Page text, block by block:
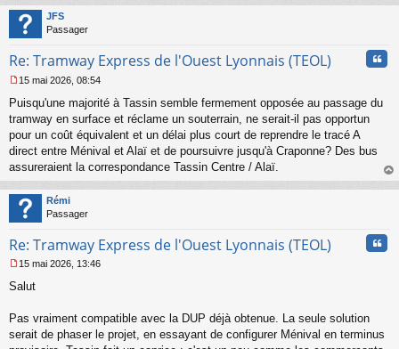
JFS
Passager
Re: Tramway Express de l'Ouest Lyonnais (TEOL)
e
s
g
e
n
o
n
l
15 mai 2026, 08:54
Puisqu'une majorité à Tassin semble fermement opposée au passage du
tramway en surface et réclame un souterrain, ne serait-il pas opportun
pour un coût équivalent et un délai plus court de reprendre le tracé A
direct entre Ménival et Alaï et de poursuivre jusqu'à Craponne? Des bus
assureraient la correspondance Tassin Centre / Alaï.
au
Rémi
Passager
Re: Tramway Express de l'Ouest Lyonnais (TEOL)
e
g
15 mai 2026, 13:46
Salut
Pas vraiment compatible avec la DUP déjà obtenue. La seule solution
serait de phaser le projet, en essayant de configurer Ménival en terminus